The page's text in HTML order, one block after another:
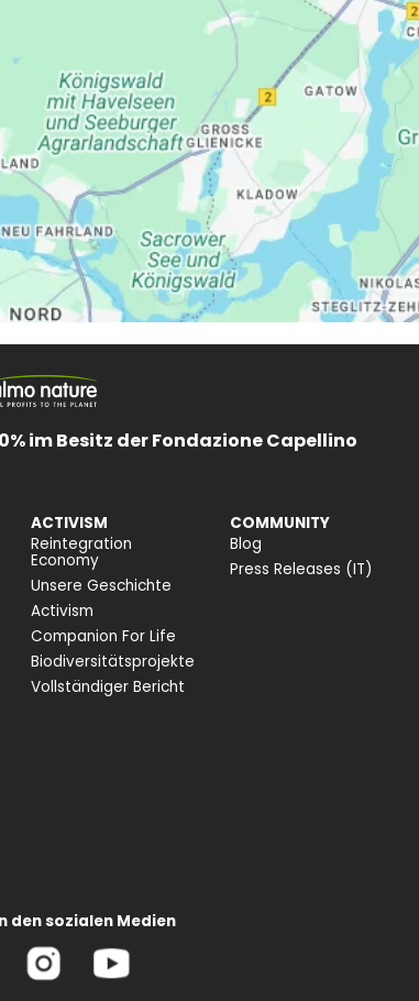
im Besitz der Fondazione Capellino
ACTIVISM
Reintegration
Economy
Unsere Geschichte
Activism
Companion For Life
Biodiversitätsprojekte
Vollständiger Bericht
COMMUNITY
Blog
Press Releases (IT)
den sozialen Medien